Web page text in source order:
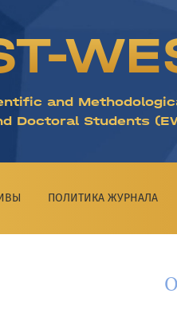
and
Doctoral Students
ПОЛИТИКА ЖУРНАЛА